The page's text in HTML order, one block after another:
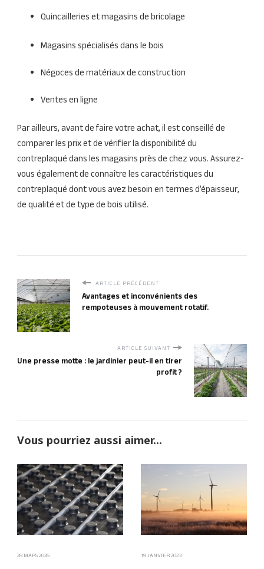
Quincailleries et magasins de bricolage
Magasins spécialisés dans le bois
Négoces de matériaux de construction
Ventes en ligne
Par ailleurs, avant de faire votre achat, il est conseillé de
comparer les prix et de vérifier la disponibilité du
contreplaqué dans les magasins près de chez vous. Assurez-
vous également de connaître les caractéristiques du
contreplaqué dont vous avez besoin en termes d’épaisseur,
de qualité et de type de bois utilisé.
ARTICLE PRÉCÉDENT
Avantages et inconvénients des
rempoteuses à mouvement rotatif.
ARTICLE SUIVANT
Une presse motte : le jardinier peut-il en tirer
profit ?
Vous pourriez aussi aimer...
28 MARS 2026 19 JANVIER 2023